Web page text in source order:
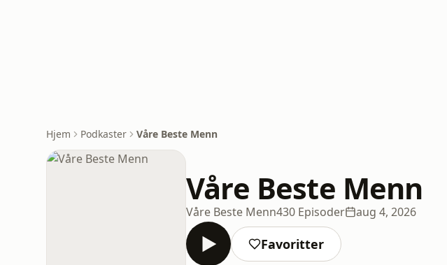
Hjem Podkaster Våre Beste Menn
Våre Beste Menn
Våre Beste Menn430 Episoder aug 4, 2026
Favoritter